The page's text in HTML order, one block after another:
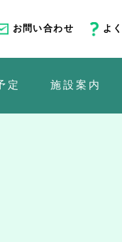
お問い合わせ よ
定 施設案内